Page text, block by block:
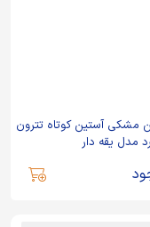
مشکی آستین کوتاه تترون
مدل یقه دار